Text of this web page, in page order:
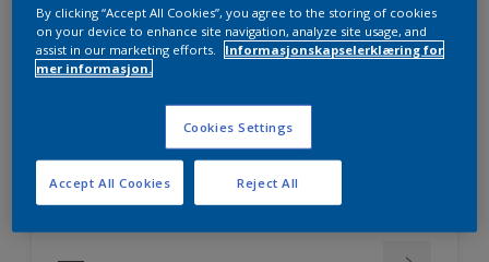
Nordsjö Professional 20
Veggmaling med god dekkevne
Utviklet av og for profesjonelle
malere
Miljømerket
By clicking “Accept All Cookies”, you agree to the storing of cookies
on your device to enhance site navigation, analyze site usage, and
assist in our marketing efforts.
Informasjonskapselerklæring for
mer informasjon.
Cookies Settings
Reject All
Accept All Cookies